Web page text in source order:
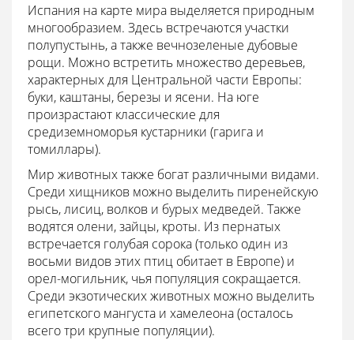
Испания на карте мира выделяется природным
многообразием. Здесь встречаются участки
полупустынь, а также вечнозеленые дубовые
рощи. Можно встретить множество деревьев,
характерных для Центральной части Европы:
буки, каштаны, березы и ясени. На юге
произрастают классические для
средиземноморья кустарники (гарига и
томиллары).
Мир животных также богат различными видами.
Среди хищников можно выделить пиренейскую
рысь, лисиц, волков и бурых медведей. Также
водятся олени, зайцы, кроты. Из пернатых
встречается голубая сорока (только один из
восьми видов этих птиц обитает в Европе) и
орел-могильник, чья популяция сокращается.
Среди экзотических животных можно выделить
египетского мангуста и хамелеона (осталось
всего три крупные популяции).